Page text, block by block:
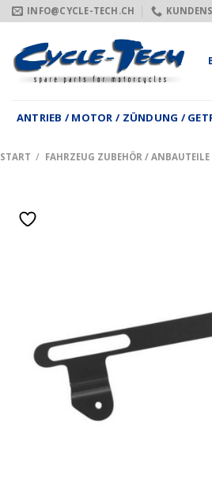
Zum
Inhalt
springen
INFO@CYCLE-TECH.CH
ANTRIEB / MOTOR / ZÜNDUNG /
START / FAHRZEUG ZUBEHÖR / ANBAUTEILE